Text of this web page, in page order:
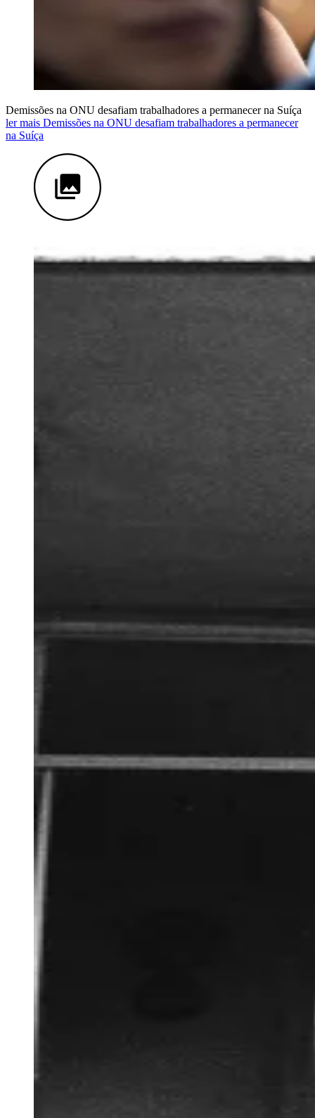
Demissões na ONU desafiam trabalhadores a permanecer na Suíça
ler mais Demissões na ONU desafiam trabalhadores a permanecer
na Suíça